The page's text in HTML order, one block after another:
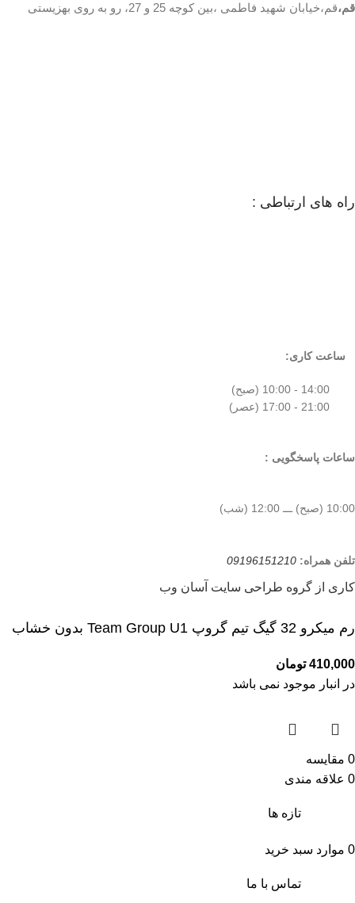
قم،قم،خیابان شهید فاطمی ،بین کوچه 25 و 27، رو به روی بهزیستی
راه های ارتباطی :
ساعت کاری:
ساعات پاسخگویی :
10:00 (صبح) ـــ 12:00 (شب)
تلفن همراه: 09196151210
کاری از گروه طراحی سایت آسان وب
رم میکرو 32 گیگ تیم گروپ Team Group U1 بدون خشاب
410,000 تومان
در انبار موجود نمی باشد
0 مقایسه
0 علاقه مندی
تازه ها
0 موارد سبد خرید
تماس با ما